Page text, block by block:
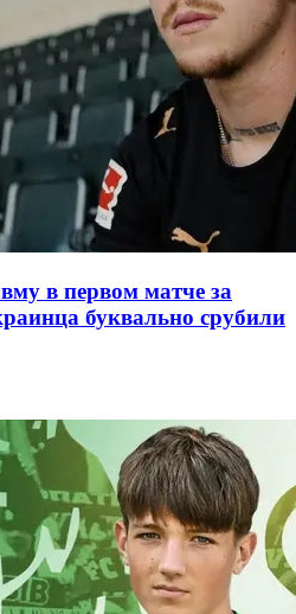
в первом матче за
буквально срубили